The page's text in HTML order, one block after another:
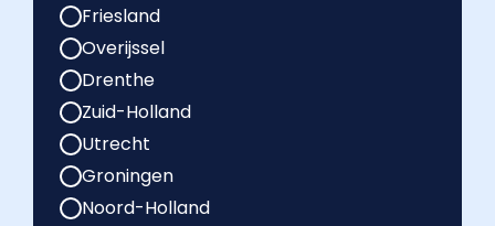
Friesland
Overijssel
Drenthe
Zuid-Holland
Utrecht
Groningen
Noord-Holland